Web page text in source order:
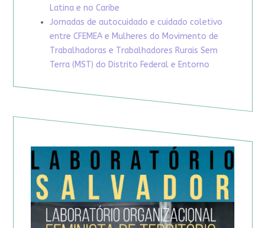
Latina e no Caribe
Jornadas de autocuidado e cuidado coletivo
entre CFEMEA e Mulheres do Movimento de
Trabalhadoras e Trabalhadores Rurais Sem
Terra (MST) do Distrito Federal e Entorno